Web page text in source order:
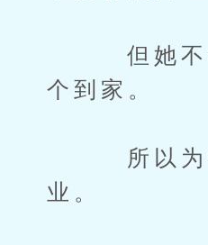
但她不得
个到家。
所以为保
业。